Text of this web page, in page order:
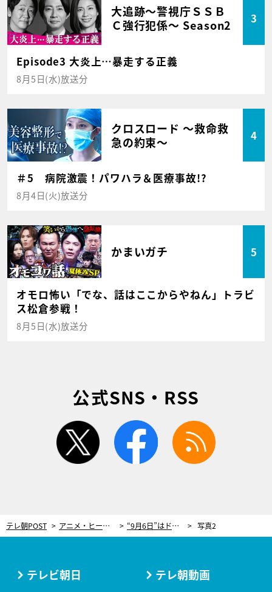
大追跡～警視庁ＳＳＢ
Ｃ強行犯係～ Season2
3
Episode3 大炎上…暴走する正義
8月5日(水)放送分
クロスロード ～救命救
急の約束～
4
＃5 病院激震！パワハラ＆医療事故!?
8月4日(火)放送分
かまいガチ 5
オモロ怖い「でな、話はここからやねん」トラビ
ス松倉参戦！
8月5日(水)放送分
公式SNS・RSS
twitter facebook
テレ朝POST アニメ・ヒーロー “9月6日”はドラえもんDAY！『誕生日スペシャル』の前に直前SP、YouTube生配信も 写真2
テレビ朝日 テレ朝動画